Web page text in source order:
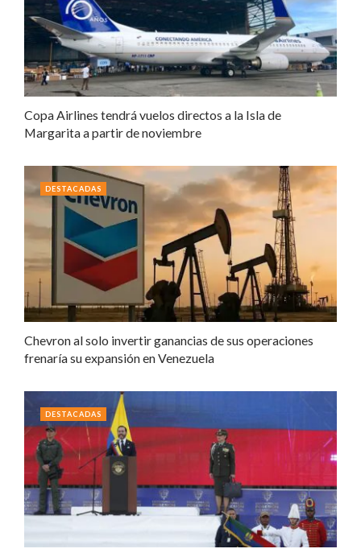
Copa Airlines tendrá vuelos directos a la Isla de
Margarita a partir de noviembre
Chevron al solo invertir ganancias de sus operaciones
frenaría su expansión en Venezuela
DESTACADAS
DESTACADAS